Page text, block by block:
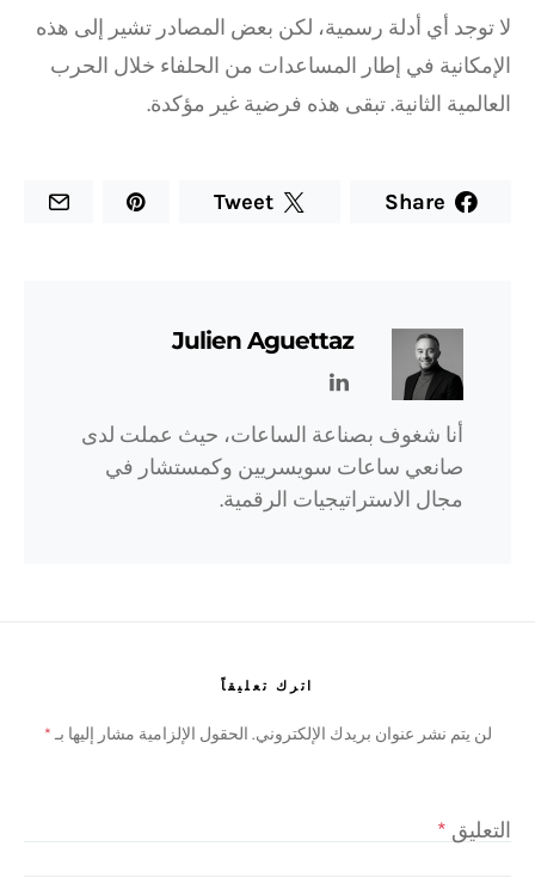
لا توجد أي أدلة رسمية، لكن بعض المصادر تشير إلى هذه
الإمكانية في إطار المساعدات من الحلفاء خلال الحرب
العالمية الثانية. تبقى هذه فرضية غير مؤكدة.
Share
Tweet
Julien Aguettaz
أنا شغوف بصناعة الساعات، حيث عملت لدى
صانعي ساعات سويسريين وكمستشار في
مجال الاستراتيجيات الرقمية.
اترك تعليقاً
لن يتم نشر عنوان بريدك الإلكتروني. الحقول الإلزامية مشار إليها بـ *
التعليق *